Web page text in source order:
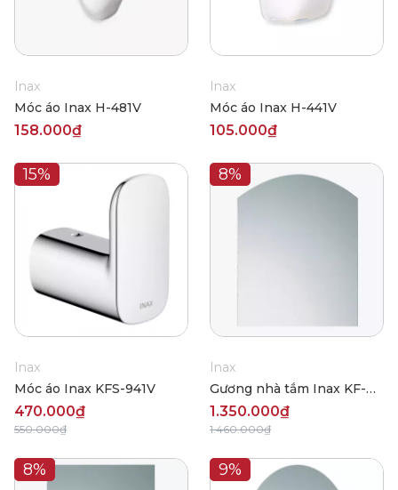
Inax
Móc áo Inax H-481V
158.000₫
Inax
Móc áo Inax H-441V
105.000₫
15%
Inax
Móc áo Inax KFS-941V
470.000₫
550.000₫
8%
Inax
Gương nhà tắm Inax KF-
6075VAR
1.350.000₫
1.460.000₫
8% 9%